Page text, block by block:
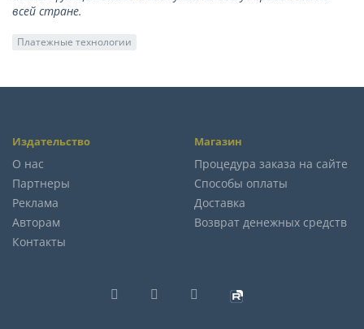
всей стране.
Платежные технологии
Издательство
О нас
Партнеры
Реклама
Авторам
Контакты
Магазин
Процедура заказа на сайте
Способы оплаты
Доставка
Возврат денежных средств